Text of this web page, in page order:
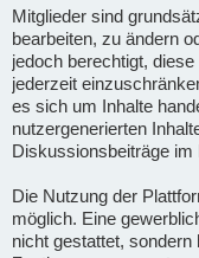
Mitglieder sind
bearbeiten, zu ändern
jedoch berechtigt,
jederzeit
es sich um Inhalte
nutzergenerierten
Diskussionsbeiträge im
Die Nutzung der
möglich. Eine
nicht gestattet,